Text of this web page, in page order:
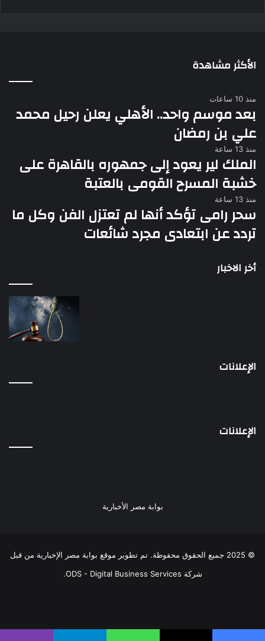
الأكثر مشاهدة
منذ 10 ساعات
بعد موسم واحد.. الأهلي يعلن رحيل محمد
علي بن رمضان
منذ 13 ساعة
الملك لير يعود إلى جمهوره بالقاهرة على
خشبة المسرح القومى بالعتبة
منذ 13 ساعة
سحر رامى تؤكد أنها لم تعتزل الفن وكل ما
تردد عن ابتعادى مجرد شائعات
أخر الاخبار
الإعلانات
الإعلانات
بوابة مصر الأخبارية
© 2025 جميع الحقوق محفوظة. تم تطوير موقع بوابة مصر الإخبارية من قبل
شركة ODS - Digital Business Services
.